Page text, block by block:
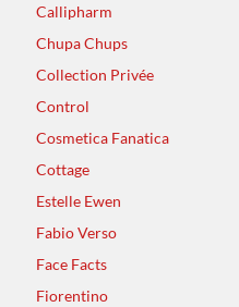
Callipharm
Chupa Chups
Collection Privée
Control
Cosmetica Fanatica
Cottage
Estelle Ewen
Fabio Verso
Face Facts
Fiorentino